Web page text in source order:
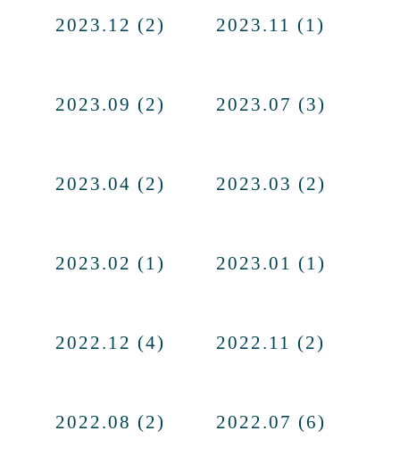
2023.12 (2) 2023.11 (1)
2023.09 (2) 2023.07 (3)
2023.04 (2) 2023.03 (2)
2023.02 (1) 2023.01 (1)
2022.12 (4) 2022.11 (2)
2022.08 (2) 2022.07 (6)